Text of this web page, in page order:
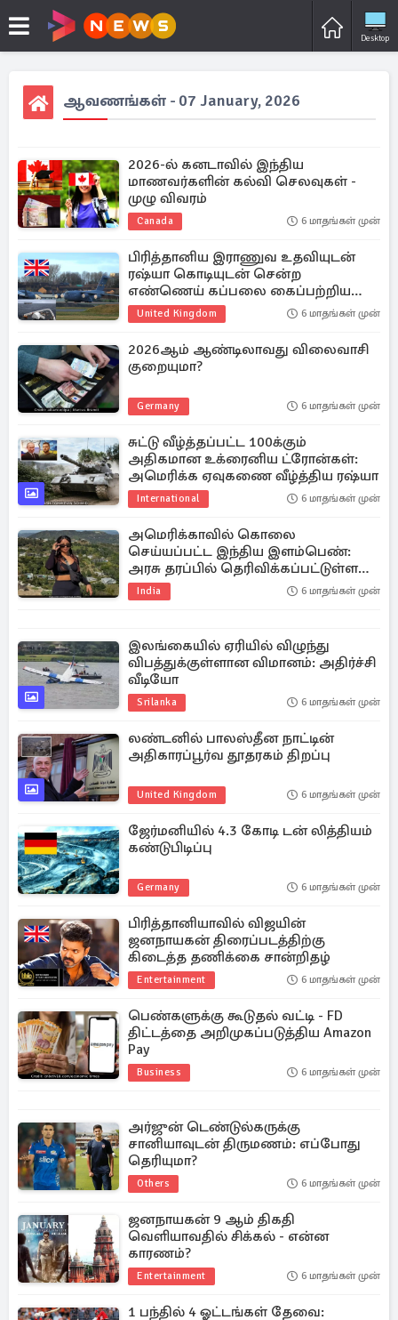
Desktop
ஆவணங்கள் - 07 January, 2026
2026-ல் கனடாவில் இந்திய
மாணவர்களின் கல்வி செலவுகள் -
முழு விவரம்
Canada 6 மாதங்கள் முன்
பிரித்தானிய இராணுவ உதவியுடன்
ரஷ்யா கொடியுடன் சென்ற
எண்ணெய் கப்பலை கைப்பற்றிய
அமெரிக்கா
United Kingdom 6 மாதங்கள் முன்
2026ஆம் ஆண்டிலாவது விலைவாசி
குறையுமா?
Germany 6 மாதங்கள் முன்
சுட்டு வீழ்த்தப்பட்ட 100க்கும்
அதிகமான உக்ரைனிய ட்ரோன்கள்:
அமெரிக்க ஏவுகணை வீழ்த்திய ரஷ்யா
International 6 மாதங்கள் முன்
அமெரிக்காவில் கொலை
செய்யப்பட்ட இந்திய இளம்பெண்:
அரசு தரப்பில் தெரிவிக்கப்பட்டுள்ள
செய்தி
India 6 மாதங்கள் முன்
இலங்கையில் ஏரியில் விழுந்து
விபத்துக்குள்ளான விமானம்: அதிர்ச்சி
வீடியோ
Srilanka 6 மாதங்கள் முன்
லண்டனில் பாலஸ்தீன நாட்டின்
அதிகாரப்பூர்வ தூதரகம் திறப்பு
United Kingdom 6 மாதங்கள் முன்
ஜேர்மனியில் 4.3 கோடி டன் லித்தியம்
கண்டுபிடிப்பு
Germany 6 மாதங்கள் முன்
பிரித்தானியாவில் விஜயின்
ஜனநாயகன் திரைப்படத்திற்கு
கிடைத்த தணிக்கை சான்றிதழ்
Entertainment 6 மாதங்கள் முன்
பெண்களுக்கு கூடுதல் வட்டி - FD
திட்டத்தை அறிமுகப்படுத்திய Amazon
Pay
Business 6 மாதங்கள் முன்
அர்ஜுன் டெண்டுல்கருக்கு
சானியாவுடன் திருமணம்: எப்போது
தெரியுமா?
Others 6 மாதங்கள் முன்
ஜனநாயகன் 9 ஆம் திகதி
வெளியாவதில் சிக்கல் - என்ன
காரணம்?
Entertainment 6 மாதங்கள் முன்
1 பந்தில் 4 ஓட்டங்கள் தேவை: